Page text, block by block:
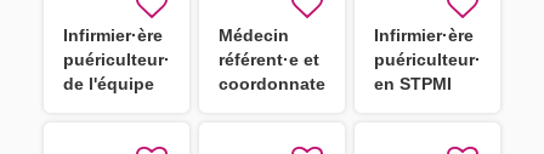
Infirmier·ère
puériculteur·rice
de l'équipe
Médecin
référent·e et
coordonnateur·trice
Infirmier·ère
puériculteur·rice
en STPMI